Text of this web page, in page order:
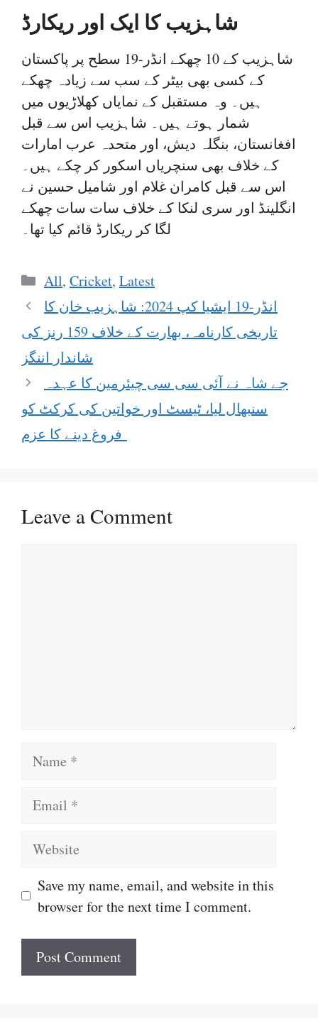
شاہزیب کا ایک اور ریکارڈ
شاہزیب کے 10 چھکے انڈر-19 سطح پر پاکستان
کے کسی بھی بیٹر کے سب سے زیادہ چھکے
ہیں۔ وہ مستقبل کے نمایاں کھلاڑیوں میں
شمار ہوتے ہیں۔ شاہزیب اس سے قبل
افغانستان، بنگلہ دیش، اور متحدہ عرب امارات
کے خلاف بھی سنچریاں اسکور کر چکے ہیں۔
اس سے قبل کامران غلام اور شامیل حسین نے
انگلینڈ اور سری لنکا کے خلاف سات سات چھکے
لگا کر ریکارڈ قائم کیا تھا۔
Categories
All, Cricket, Latest
انڈر-19 ایشیا کپ 2024: شاہزیب خان کا
تاریخی کارنامہ، بھارت کے خلاف 159 رنز کی
شاندار اننگز
جے شاہ نے آئی سی سی چیئرمین کا عہدہ
سنبھال لیا، ٹیسٹ اور خواتین کی کرکٹ کو
Leave a Comment
Name
Email
Website
Save my name, email, and website in this
browser for the next time I comment.